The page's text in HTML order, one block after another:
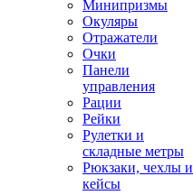
Минипризмы
Окуляры
Отражатели
Очки
Панели
управления
Рации
Рейки
Рулетки и
складные метры
Рюкзаки, чехлы и
кейсы